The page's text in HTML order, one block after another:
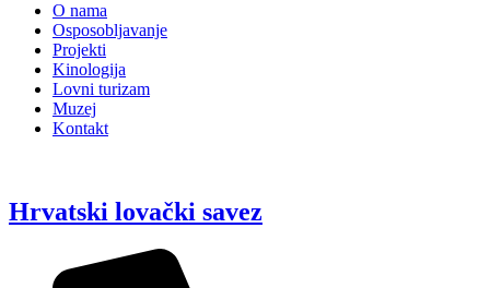
O nama
Osposobljavanje
Projekti
Kinologija
Lovni turizam
Muzej
Kontakt
Hrvatski lovački savez